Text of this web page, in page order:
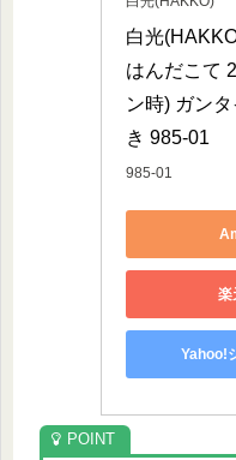
白光
はんだこて
ン時) ガン
き 985-01
985-01
楽
Yahoo!